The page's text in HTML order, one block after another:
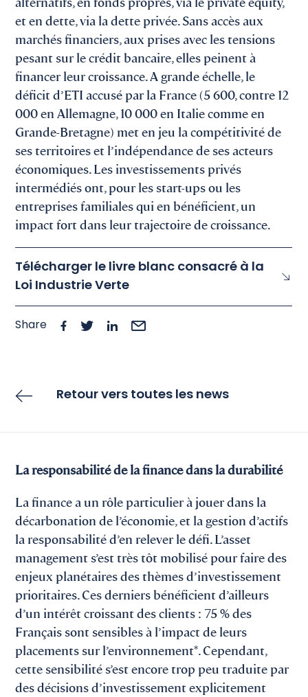
et en dette, via la dette privée. Sans accès aux
marchés financiers, aux prises avec les tensions
pesant sur le crédit bancaire, elles peinent à
financer leur croissance. A grande échelle, le
déficit d’ETI accusé par la France (5 600, contre 12
000 en Allemagne, 10 000 en Italie comme en
Grande-Bretagne) met en jeu la compétitivité de
ses territoires et l’indépendance de ses acteurs
économiques. Les investissements privés
intermédiés ont, pour les start-ups ou les
entreprises familiales qui en bénéficient, un
impact fort dans leur trajectoire de croissance.
Télécharger le livre blanc consacré à la
Loi Industrie Verte
Share
Retour vers toutes les news
La responsabilité de la finance dans la durabilité
La finance a un rôle particulier à jouer dans la
décarbonation de l’économie, et la gestion d’actifs
la responsabilité d’en relever le défi. L’asset
management s’est très tôt mobilisé pour faire des
enjeux planétaires des thèmes d’investissement
prioritaires. Ces derniers bénéficient d’ailleurs
d’un intérêt croissant des clients : 75 % des
Français sont sensibles à l’impact de leurs
placements sur l’environnement*. Cependant,
cette sensibilité s’est encore trop peu traduite par
des décisions d’investissement explicitement